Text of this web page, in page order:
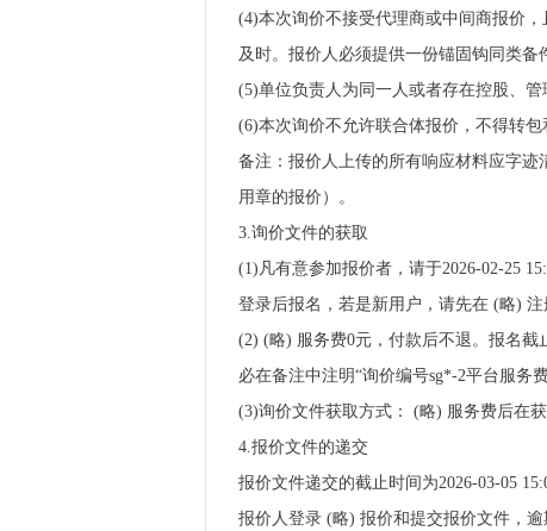
(4)本次询价不接受代理商或中间商报价
及时。报价人必须提供一份锚固钩同类备
(5)单位负责人为同一人或者存在控股、
(6)本次询价不允许联合体报价，不得转包
备注：报价人上传的所有响应材料应字
用章的报价）。
3.询价文件的获取
(1)凡有意参加报价者，请于2026-02-25
登录后报名，若是新用户，请先在 (略) 注
(2) (略) 服务费0元，付款后不退。报名
必在备注中注明“询价编号sg*-2平台服务费
(3)询价文件获取方式： (略) 服务费后在
4.报价文件的递交
报价文件递交的截止时间为2026-03-05
报价人登录 (略) 报价和提交报价文件，逾